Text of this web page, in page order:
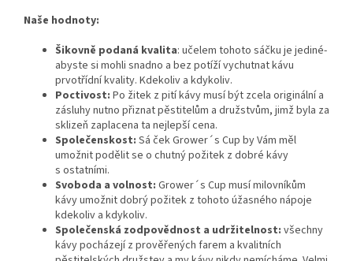
Naše hodnoty:
Šikovně podaná kvalita: učelem tohoto sáčku je jediné-
abyste si mohli snadno a bez potíží vychutnat kávu
prvotřídní kvality. Kdekoliv a kdykoliv.
Poctivost: Po žitek z pití kávy musí být zcela originální a
zásluhy nutno přiznat pěstitelům a družstvům, jimž byla za
sklizeň zaplacena ta nejlepší cena.
Společenskost: Sá ček Grower´s Cup by Vám měl
umožnit podělit se o chutný požitek z dobré kávy
s ostatními.
Svoboda a volnost: Grower´s Cup musí milovníkům
kávy umožnit dobrý požitek z tohoto úžasného nápoje
kdekoliv a kdykoliv.
Společenská zodpovědnost a udržitelnost: všechny
kávy pocházejí z prověřených farem a kvalitních